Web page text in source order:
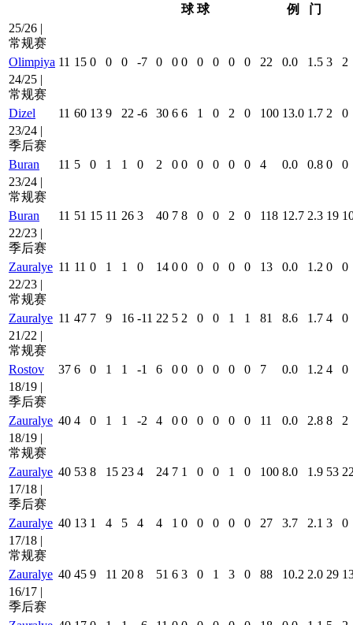
球 球
例
门
25/26 |
常规赛
Olimpiya 11 15 0 0 0 -7 0 0 0 0 0 0 0 22 0.0 1.5 3
2
24/25 |
常规赛
Dizel
11 60 13 9 22 -6 30 6 6 1 0 2 0 100 13.0 1.7 2
0
23/24 |
季后赛
Buran
11 5 0 1 1 0 2 0 0 0 0 0 0 4 0.0 0.8 0
0
23/24 |
常规赛
Buran
11 51 15 11 26 3 40 7 8 0 0 2 0 118 12.7 2.3 19
22/23 |
季后赛
Zauralye 11 11 0 1 1 0 14 0 0 0 0 0 0 13 0.0 1.2 0
0
22/23 |
常规赛
Zauralye 11 47 7 9 16 -11 22 5 2 0 0 1 1 81 8.6 1.7 4
0
21/22 |
常规赛
Rostov
37 6 0 1 1 -1 6 0 0 0 0 0 0 7 0.0 1.2 4
0
18/19 |
季后赛
Zauralye 40 4 0 1 1 -2 4 0 0 0 0 0 0 11 0.0 2.8 8
2
18/19 |
常规赛
Zauralye 40 53 8 15 23 4 24 7 1 0 0 1 0 100 8.0 1.9 53
17/18 |
季后赛
Zauralye 40 13 1 4 5 4 4 1 0 0 0 0 0 27 3.7 2.1 3
0
17/18 |
常规赛
Zauralye 40 45 9 11 20 8 51 6 3 0 1 3 0 88 10.2 2.0 29
16/17 |
季后赛